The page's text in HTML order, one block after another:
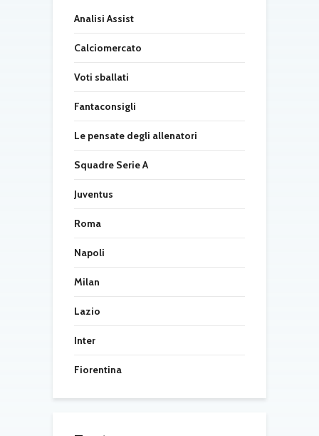
Analisi Assist
Calciomercato
Voti sballati
Fantaconsigli
Le pensate degli allenatori
Squadre Serie A
Juventus
Roma
Napoli
Milan
Lazio
Inter
Fiorentina